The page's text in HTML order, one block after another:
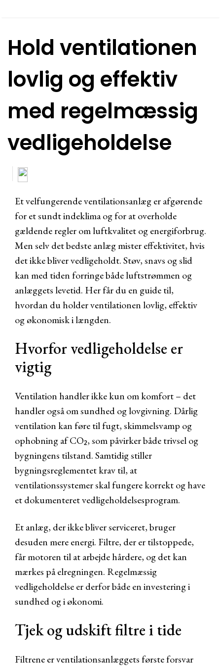
Hold ventilationen
lovlig og effektiv
med regelmæssig
vedligeholdelse
Et velfungerende ventilationsanlæg er afgørende
for et sundt indeklima og for at overholde
gældende regler om luftkvalitet og energiforbrug.
Men selv det bedste anlæg mister effektivitet, hvis
det ikke bliver vedligeholdt. Støv, snavs og slid
kan med tiden forringe både luftstrømmen og
anlæggets levetid. Her får du en guide til,
hvordan du holder ventilationen lovlig, effektiv
og økonomisk i længden.
Hvorfor vedligeholdelse er
vigtig
Ventilation handler ikke kun om komfort – det
handler også om sundhed og lovgivning. Dårlig
ventilation kan føre til fugt, skimmelsvamp og
ophobning af CO₂, som påvirker både trivsel og
bygningens tilstand. Samtidig stiller
bygningsreglementet krav til, at
ventilationssystemer skal fungere korrekt og have
et dokumenteret vedligeholdelsesprogram.
Et anlæg, der ikke bliver serviceret, bruger
desuden mere energi. Filtre, der er tilstoppede,
får motoren til at arbejde hårdere, og det kan
mærkes på elregningen. Regelmæssig
vedligeholdelse er derfor både en investering i
sundhed og i økonomi.
Tjek og udskift filtre i tide
Filtrene er ventilationsanlæggets første forsvar